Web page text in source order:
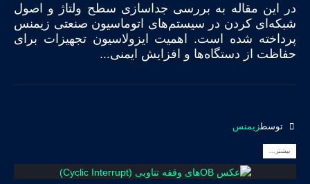
در این مقاله به بررسی جداسازی سطح ولتاژ و اصول
شبکه‌ای کردن در سیستم‌های اتوماسیون صنعتی زیمنس
پرداخته شده است. اهمیت ایزولاسیون تجهیزات برای
حفاظت از دستگاه‌ها و افزایش ایمنی...
توسطزیمنس
بیشتر...